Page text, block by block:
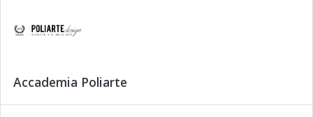
Accademia Poliarte